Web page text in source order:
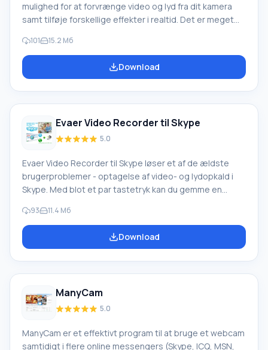
mulighed for at forvrænge video og lyd fra dit kamera
samt tilføje forskellige effekter i realtid. Det er meget
stemme, mens du kommunikerer i en videochat.
Derudover behøver du ikke at have et webcam for at
arbejde med applikationen — appen vil simulere et
101 15.2 Мб
Download
Evaer Video Recorder til Skype
5.0
Evaer Video Recorder til Skype løser et af de ældste
brugerproblemer - optagelse af video- og lydopkald i
Skype. Med blot et par tastetryk kan du gemme en
harddisk i MP3-, AVI- eller MP4-format. Listen over
fordele ved Evaer Video Recorder til Skype er
imponerende. Applikationen selv er meget lille og
93 11.4 Мб
Download
ManyCam
5.0
ManyCam er et effektivt program til at bruge et webcam
samtidigt i flere online messengers (Skype, ICQ, MSN,